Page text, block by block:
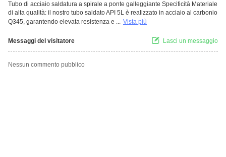
Tubo di acciaio saldatura a spirale a ponte galleggiante Specificità Materiale
di alta qualità: il nostro tubo saldato API 5L è realizzato in acciaio al carbonio
Q345, garantendo elevata resistenza e ... Vista più
Messaggi del visitatore Lasci un messaggio
Nessun commento pubblico